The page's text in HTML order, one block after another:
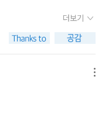
준 책. 아직 한참 남긴 했
되는 스트레스를 내가
다. 이 책을 읽어도 어떻
주의인 것 같기도 하다.
는 사람같다. 공감한다.
. 학습된 무기
더보기